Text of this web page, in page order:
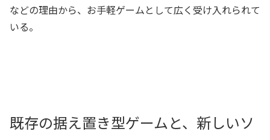
などの理由から、お手軽ゲームとして広く受け入れられて
いる。
既存の据え置き型ゲームと、新しいソ